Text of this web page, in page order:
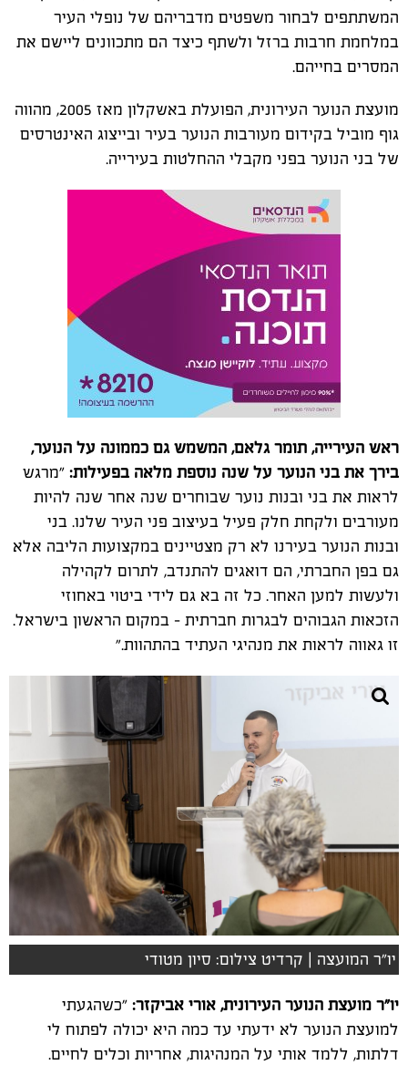
המשתתפים לבחור משפטים מדבריהם של נופלי העיר
במלחמת חרבות ברזל ולשתף כיצד הם מתכוונים ליישם את
המסרים בחייהם.
מועצת הנוער העירונית, הפועלת באשקלון מאז 2005, מהווה
גוף מוביל בקידום מעורבות הנוער בעיר ובייצוג האינטרסים
של בני הנוער בפני מקבלי ההחלטות בעירייה.
ראש העירייה, תומר גלאם, המשמש גם כממונה על הנוער,
בירך את בני הנוער על שנה נוספת מלאה בפעילות: "מרגש
לראות את בני ובנות נוער שבוחרים שנה אחר שנה להיות
מעורבים ולקחת חלק פעיל בעיצוב פני העיר שלנו. בני
ובנות הנוער בעירנו לא רק מצטיינים במקצועות הליבה אלא
גם בפן החברתי, הם דואגים להתנדב, לתרום לקהילה
ולעשות למען האחר. כל זה בא גם לידי ביטוי באחוזי
הזכאות הגבוהים לבגרות חברתית - במקום הראשון בישראל.
זו גאווה לראות את מנהיגי העתיד בהתהוות."
יו"ר המועצה | קרדיט צילום: סיון מטודי
יו"ר מועצת הנוער העירונית, אורי אביקזר: "כשהגעתי
למועצת הנוער לא ידעתי עד כמה היא יכולה לפתוח לי
דלתות, ללמד אותי על המנהיגות, אחריות וכלים לחיים.